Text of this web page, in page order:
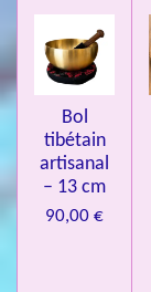
Bol
tibétain
artisanal
– 13 cm
90,00 €